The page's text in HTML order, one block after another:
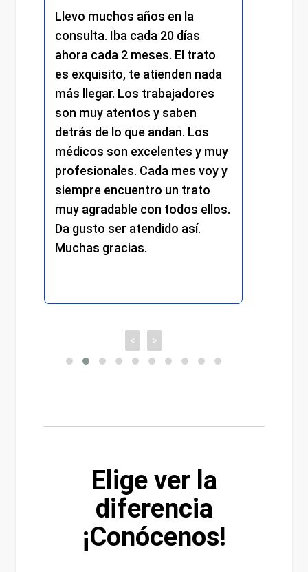
Llevo muchos años en la
consulta. Iba cada 20 días
ahora cada 2 meses. El trato
es exquisito, te atienden nada
más llegar. Los trabajadores
son muy atentos y saben
detrás de lo que andan. Los
médicos son excelentes y muy
profesionales. Cada mes voy y
siempre encuentro un trato
muy agradable con todos ellos.
Da gusto ser atendido así.
Muchas gracias.
< >
Elige ver la
diferencia
¡Conócenos!